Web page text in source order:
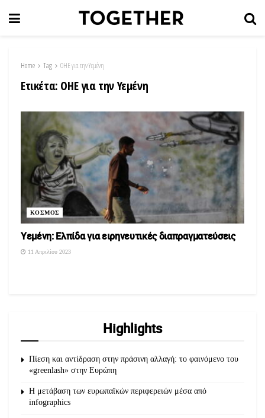
Home Tag ΟΗΕ για την Υεμένη
Ετικέτα: ΟΗΕ για την Υεμένη
ΚΟΣΜΟΣ
Υεμένη: Ελπίδα για ειρηνευτικές διαπραγματεύσεις
11 Απριλίου 2023
Highlights
Πίεση και αντίδραση στην πράσινη αλλαγή: το φαινόμενο του
«greenlash» στην Ευρώπη
Η μετάβαση των ευρωπαϊκών περιφερειών μέσα από
infographics